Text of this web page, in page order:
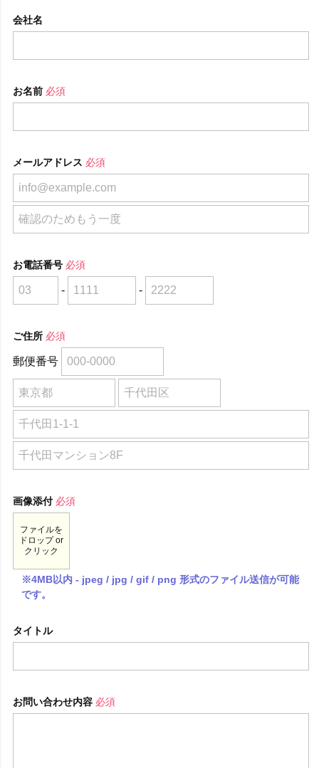
会社名
お名前 必須
メールアドレス 必須
お電話番号 必須
- -
ご住所 必須
郵便番号
画像添付 必須
ファイルを
ドロップ or
クリック
※4MB以内 - jpeg / jpg / gif / png 形式のファイル送信が可能
です。
タイトル
お問い合わせ内容 必須